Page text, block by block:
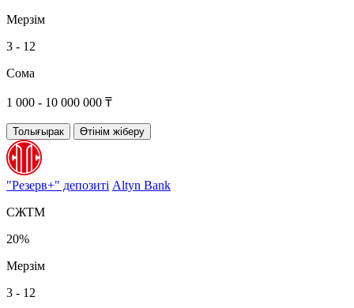
Мерзім
3 - 12
Сома
1 000 - 10 000 000 ₸
Толығырак Өтінім жіберу
"Резерв+" депозиті Altyn Bank
СЖТМ
20%
Мерзім
3 - 12